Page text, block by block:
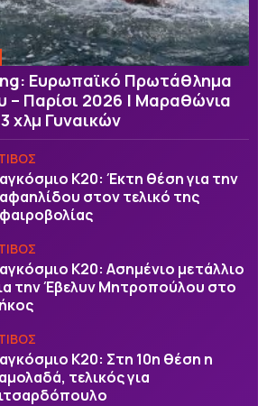
Ευρωπαϊκό Πρωτάθλημα
– Παρίσι 2026 | Μαραθώνια
χλμ Γυναικών
Κ20: Έκτη θέση για την
στον τελικό της
Κ20: Ασημένιο μετάλλιο
την Έβελυν Μητροπούλου στο
Κ20: Στη 10η θέση η
τελικός για